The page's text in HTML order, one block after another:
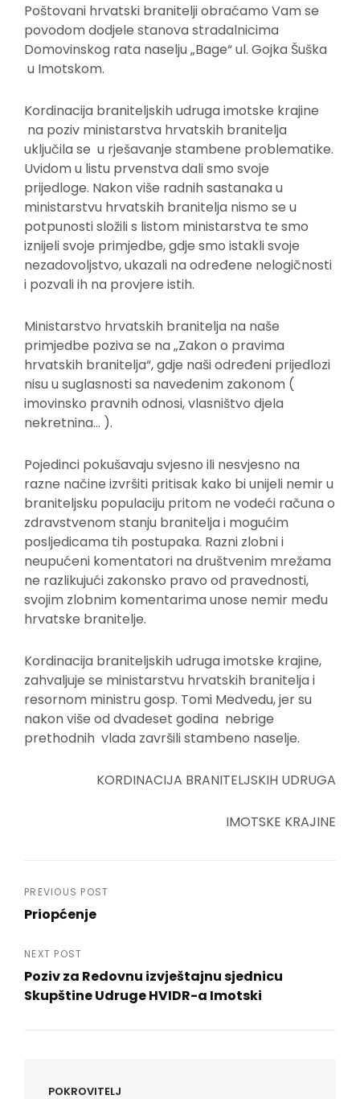
Poštovani hrvatski branitelji obraćamo Vam se
povodom dodjele stanova stradalnicima
Domovinskog rata naselju „Bage“ ul. Gojka Šuška
u Imotskom.
Kordinacija braniteljskih udruga imotske krajine
na poziv ministarstva hrvatskih branitelja
uključila se u rješavanje stambene problematike.
Uvidom u listu prvenstva dali smo svoje
prijedloge. Nakon više radnih sastanaka u
ministarstvu hrvatskih branitelja nismo se u
potpunosti složili s listom ministarstva te smo
iznijeli svoje primjedbe, gdje smo istakli svoje
nezadovoljstvo, ukazali na određene nelogičnosti
i pozvali ih na provjere istih.
Ministarstvo hrvatskih branitelja na naše
primjedbe poziva se na „Zakon o pravima
hrvatskih branitelja“, gdje naši određeni prijedlozi
nisu u suglasnosti sa navedenim zakonom (
imovinsko pravnih odnosi, vlasništvo djela
nekretnina… ).
Pojedinci pokušavaju svjesno ili nesvjesno na
razne načine izvršiti pritisak kako bi unijeli nemir u
braniteljsku populaciju pritom ne vodeći računa o
zdravstvenom stanju branitelja i mogućim
posljedicama tih postupaka. Razni zlobni i
neupućeni komentatori na društvenim mrežama
ne razlikujući zakonsko pravo od pravednosti,
svojim zlobnim komentarima unose nemir među
hrvatske branitelje.
Kordinacija braniteljskih udruga imotske krajine,
zahvaljuje se ministarstvu hrvatskih branitelja i
resornom ministru gosp. Tomi Medvedu, jer su
nakon više od dvadeset godina nebrige
prethodnih vlada završili stambeno naselje.
KORDINACIJA BRANITELJSKIH UDRUGA
IMOTSKE KRAJINE
Navigacija
objava
PREVIOUS POST
Priopćenje
Post
NEXT POST
Poziv za Redovnu izvještajnu sjednicu
Skupštine Udruge HVIDR-a Imotski
POKROVITELJ